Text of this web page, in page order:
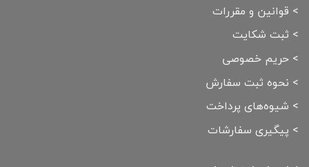
> قوانین و مقررات
> ثبت شکایت
> حریم خصوصی
> نحوه ثبت سفارش
> شیوه‌های پرداخت
> پیگیری سفارشات